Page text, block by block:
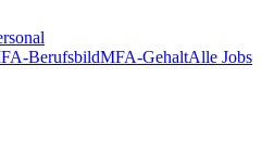
BerufsbildMFA-GehaltAlle Jobs